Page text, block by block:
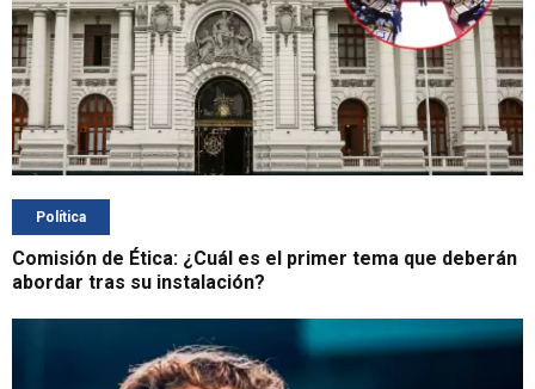
Política
Comisión de Ética: ¿Cuál es el primer tema que deberán
abordar tras su instalación?